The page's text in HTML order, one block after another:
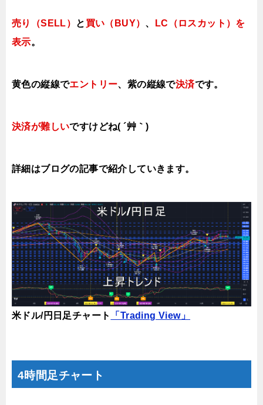
売り（SELL） と 買い（BUY） 、
LC（ロスカット）を
表示。
黄色の縦線でエントリー、紫の縦線で決済です。
決済が難しいですけどね( ´艸｀)
詳細はブログの記事で紹介していきます。
米ドル/円日足チャート 「Trading View」
4時間足チャート